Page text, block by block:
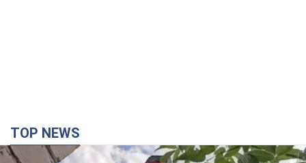
TOP NEWS